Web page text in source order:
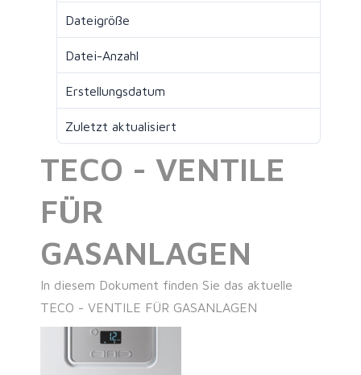
Dateigröße
Datei-Anzahl
Erstellungsdatum
Zuletzt aktualisiert
TECO - VENTILE
FÜR
GASANLAGEN
In diesem Dokument finden Sie das aktuelle
TECO - VENTILE FÜR GASANLAGEN